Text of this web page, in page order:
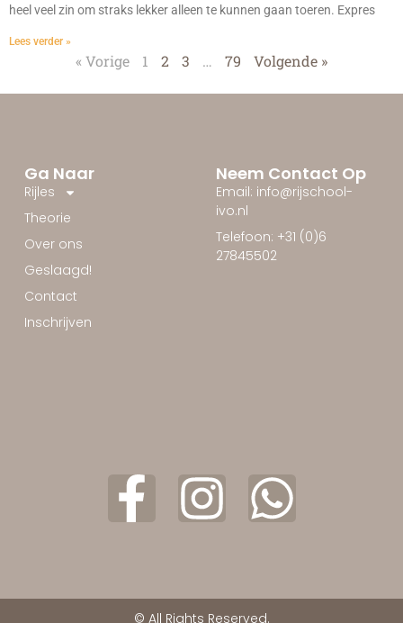
heel veel zin om straks lekker alleen te kunnen gaan toeren. Expres
Lees verder »
« Vorige 1 2 3 … 79 Volgende »
Ga Naar
Rijles
Theorie
Over ons
Geslaagd!
Contact
Inschrijven
Neem Contact Op
Email: info@rijschool-
ivo.nl
Telefoon: +31 (0)6
27845502
© All Rights Reserved.